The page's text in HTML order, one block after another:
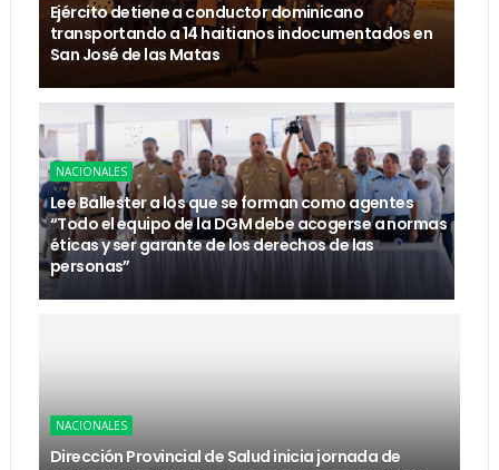
Ejército detiene a conductor dominicano
transportando a 14 haitianos indocumentados en
San José de las Matas
NACIONALES
Lee Ballester a los que se forman como agentes
“Todo el equipo de la DGM debe acogerse a normas
éticas y ser garante de los derechos de las
personas”
NACIONALES
Dirección Provincial de Salud inicia jornada de